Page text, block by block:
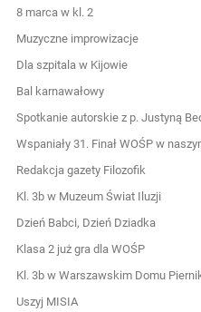
8 marca w kl. 2
Muzyczne improwizacje
Dla szpitala w Kijowie
Bal karnawałowy
Spotkanie autorskie z p. Justyną
Wspaniały 31. Finał WOŚP w
Redakcja gazety Filozofik
Kl. 3b w Muzeum Świat Iluzji
Dzień Babci, Dzień Dziadka
Klasa 2 już gra dla WOŚP
Kl. 3b w Warszawskim Domu
Uszyj MISIA